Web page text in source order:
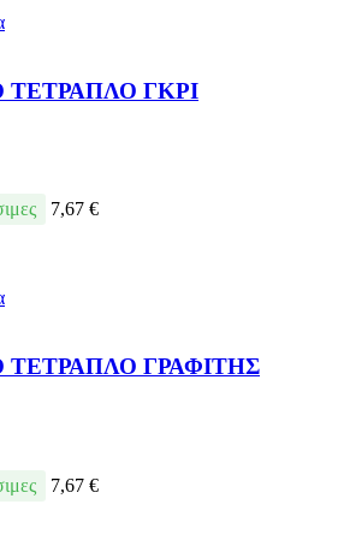
ΤΕΤΡΑΠΛΟ ΓΚΡΙ
7,67 €
ΤΕΤΡΑΠΛΟ ΓΡΑΦΙΤΗΣ
7,67 €